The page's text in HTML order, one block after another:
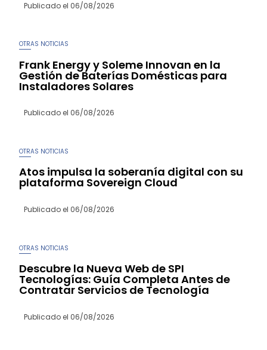
Publicado el 06/08/2026
OTRAS NOTICIAS
Frank Energy y Soleme Innovan en la
Gestión de Baterías Domésticas para
Instaladores Solares
Publicado el 06/08/2026
OTRAS NOTICIAS
Atos impulsa la soberanía digital con su
plataforma Sovereign Cloud
Publicado el 06/08/2026
OTRAS NOTICIAS
Descubre la Nueva Web de SPI
Tecnologías: Guía Completa Antes de
Contratar Servicios de Tecnología
Publicado el 06/08/2026